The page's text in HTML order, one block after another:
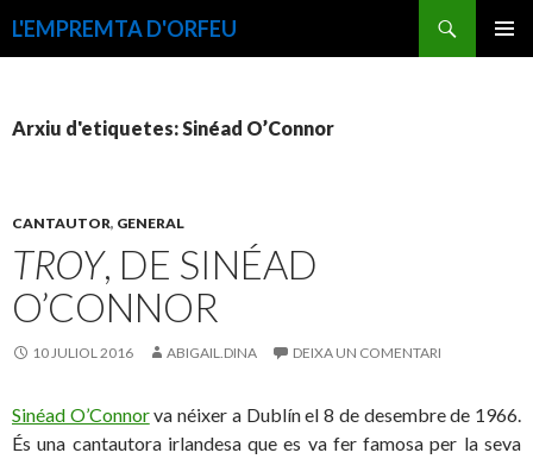
L'EMPREMTA D'ORFEU
Arxiu d'etiquetes: Sinéad O’Connor
CANTAUTOR, GENERAL
TROY, DE SINÉAD
O’CONNOR
10 JULIOL 2016 ABIGAIL.DINA DEIXA UN COMENTARI
Sinéad O’Connorva néixer a Dublín el 8 de desembre de 1966.
És una cantautora irlandesa que es va fer famosa per la seva